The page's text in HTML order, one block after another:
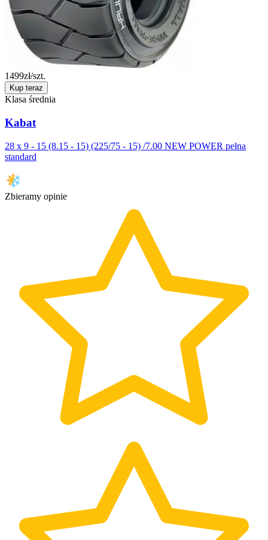
1499zł/szt.
Kup teraz
Klasa średnia
Kabat
28 x 9 - 15 (8.15 - 15) (225/75 - 15) /7.00 NEW POWER pełna
standard
Zbieramy opinie